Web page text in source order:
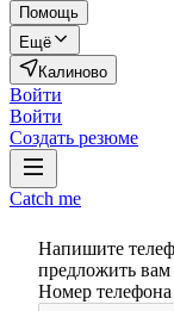
Помощь
Ещё
Калиново
Войти
Войти
Создать резюме
Catch me
Напишите
предложить вам
Номер телефона